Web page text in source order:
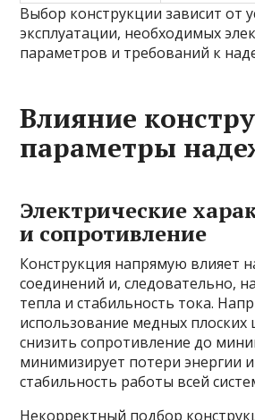
Выбор конструкции зависит от
эксплуатации, необходимых
параметров и требований к
Влияние
параметры
Электрические
и сопротивление
Конструкция напрямую влияет
соединений и, следовательно,
тепла и стабильность тока.
использование медных
снизить сопротивление до
минимизирует потери энергии
стабильность работы всей
Некорректный подбор